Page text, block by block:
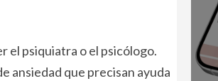
el psiquiatra o el psicólogo.
ansiedad que precisan ayuda